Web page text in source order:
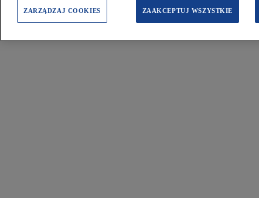
ZAAKCEPTUJ WSZYSTKIE
ZARZĄDZAJ COOKIES